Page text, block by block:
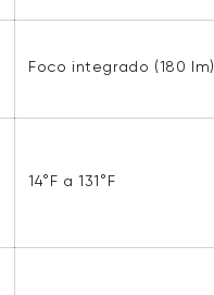
Foco integrado (180 lm)
14°F a 131°F